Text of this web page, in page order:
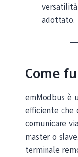
adottato.
Come
emModbus è
efficiente che
comunicare
master o
terminale